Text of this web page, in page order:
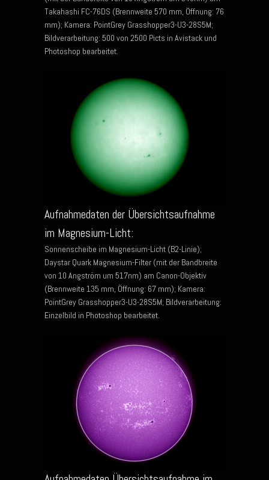
Takahashi FC-76DS (Brennweite 570 mm, Öffnung: 76
mm); Kamera: PointGrey Grasshopper3-U3-28S5M;
Bildverarbeitung: 500 von 2500 Picts in Avistack und
Photoshop bearbeitet.
Aufnahmedaten der Übersichtsaufnahme
im Magnesium-Licht:
Sonnenscheibe im Magnesium-Licht (B2-Linie);
Daystar Quark Magnesium-Filter (mit der Bandbreite
von 10 Angström um 517nm) am Canon-Objektiv
(Brennweite 135 mm, Öffnung: 67 mm); Kamera:
PointGrey Grasshopper3-U3-28S5M; Bildverarbeitung:
Einzelbild in Photoshop bearbeitet.